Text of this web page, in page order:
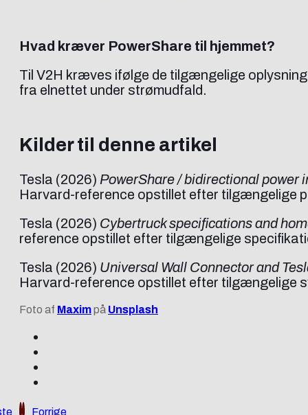
Hvad kræver PowerShare til hjemmet?
Til V2H kræves ifølge de tilgængelige
fra elnettet under strømudfald.
Kilder til denne artikel
Tesla (2026) PowerShare / bidirectional power
Harvard-reference opstillet efter tilgængelige
Tesla (2026) Cybertruck specifications and
reference opstillet efter tilgængelige
Tesla (2026) Universal Wall Connector and
Harvard-reference opstillet efter tilgængelige
Foto af Maximpå Unsplash
Forrige